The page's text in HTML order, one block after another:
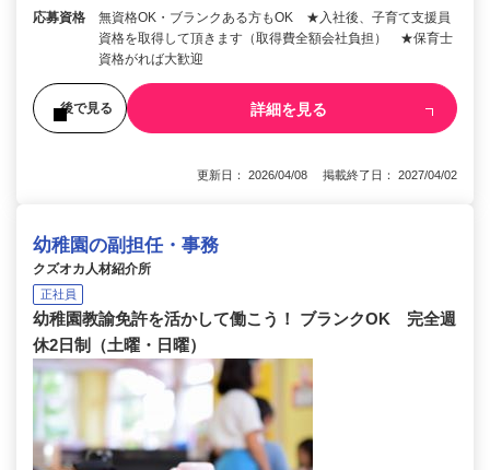
応募資格
無資格OK・ブランクある方もOK ★入社後、子育て支援員
資格を取得して頂きます（取得費全額会社負担） ★保育士
資格がれば大歓迎
後で見る 詳細を見る
更新日： 2026/04/08 掲載終了日： 2027/04/02
幼稚園の副担任・事務
クズオカ人材紹介所
正社員
幼稚園教諭免許を活かして働こう！ ブランクOK 完全週
休2日制（土曜・日曜）